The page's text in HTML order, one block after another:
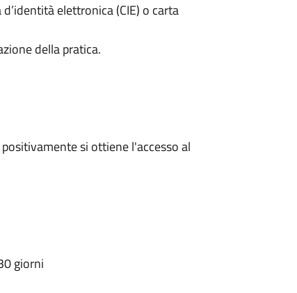
elettronica (CIE) o carta
della pratica.
si ottiene l'accesso al
giorni